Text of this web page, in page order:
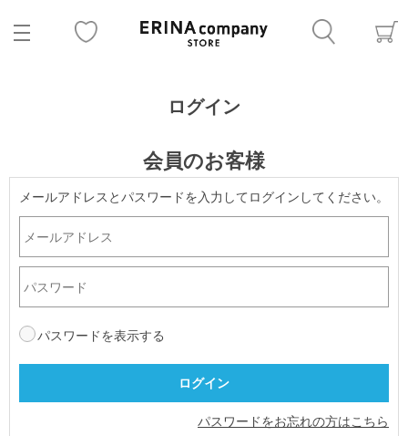
ログイン
会員のお客様
メールアドレスとパスワードを入力してログインしてください。
パスワードを表示する
パスワードをお忘れの方はこちら